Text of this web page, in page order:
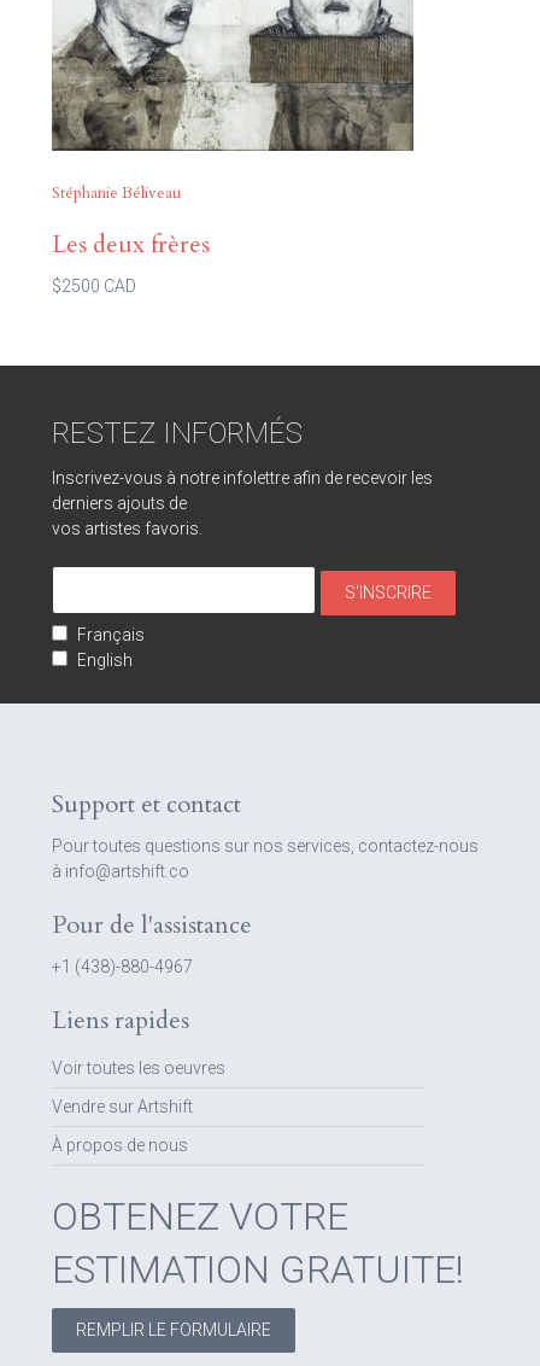
Stéphanie Béliveau
Les deux frères
$2500 CAD
RESTEZ INFORMÉS
Inscrivez-vous à notre infolettre afin de recevoir les
derniers ajouts de
vos artistes favoris.
Français
English
Support et contact
Pour toutes questions sur nos services, contactez-nous
à info@artshift.co
Pour de l'assistance
+1 (438)-880-4967
Liens rapides
Voir toutes les oeuvres
Vendre sur Artshift
À propos de nous
OBTENEZ VOTRE
ESTIMATION GRATUITE!
REMPLIR LE FORMULAIRE